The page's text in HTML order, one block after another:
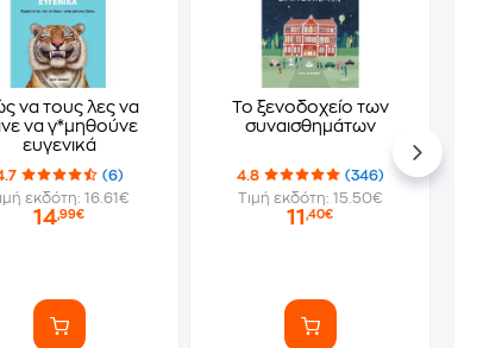
να τους λες να
να γ*μηθούνε
ευγενικά
(6)
εκδότη: 16.61€
14,99€
Το ξενοδοχείο των
συναισθημάτων
4.8
(346)
Τιμή εκδότη: 15.50€
11,40€